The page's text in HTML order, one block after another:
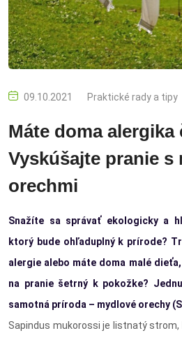
09.10.2021 Praktické rady a tipy
Máte doma
Vyskúšajte pranie s
orechmi
Snažíte sa správať ekologicky a
ktorý bude ohľaduplný k prírode?
alergie alebo máte doma malé
na pranie šetrný k pokožke?
samotná príroda – mydlové orechy
Sapindus mukorossi je listnatý strom,